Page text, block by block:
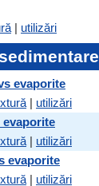
| utilizări
evaporite
| utilizări
evaporite
| utilizări
evaporite
| utilizări